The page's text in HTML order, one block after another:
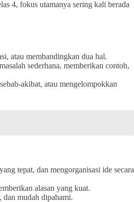
4, fokus utamanya sering kali berada
atau membandingkan dua hal.
sederhana, memberikan contoh,
akibat, atau mengelompokkan
tepat, dan mengorganisasi ide secara
alasan yang kuat.
dan mudah dipahami.